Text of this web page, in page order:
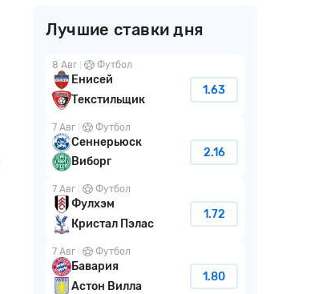
Лучшие ставки дня
8 Авг Футбол
Енисей
Текстильщик
1.63
7 Авг Футбол
Сеннерьюск
Виборг
2.16
7 Авг Футбол
Фулхэм
Кристал Пэлас
1.72
7 Авг Футбол
Бавария
Астон Вилла
1.80